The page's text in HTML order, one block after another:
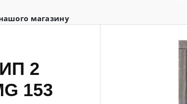
магазину
2
153